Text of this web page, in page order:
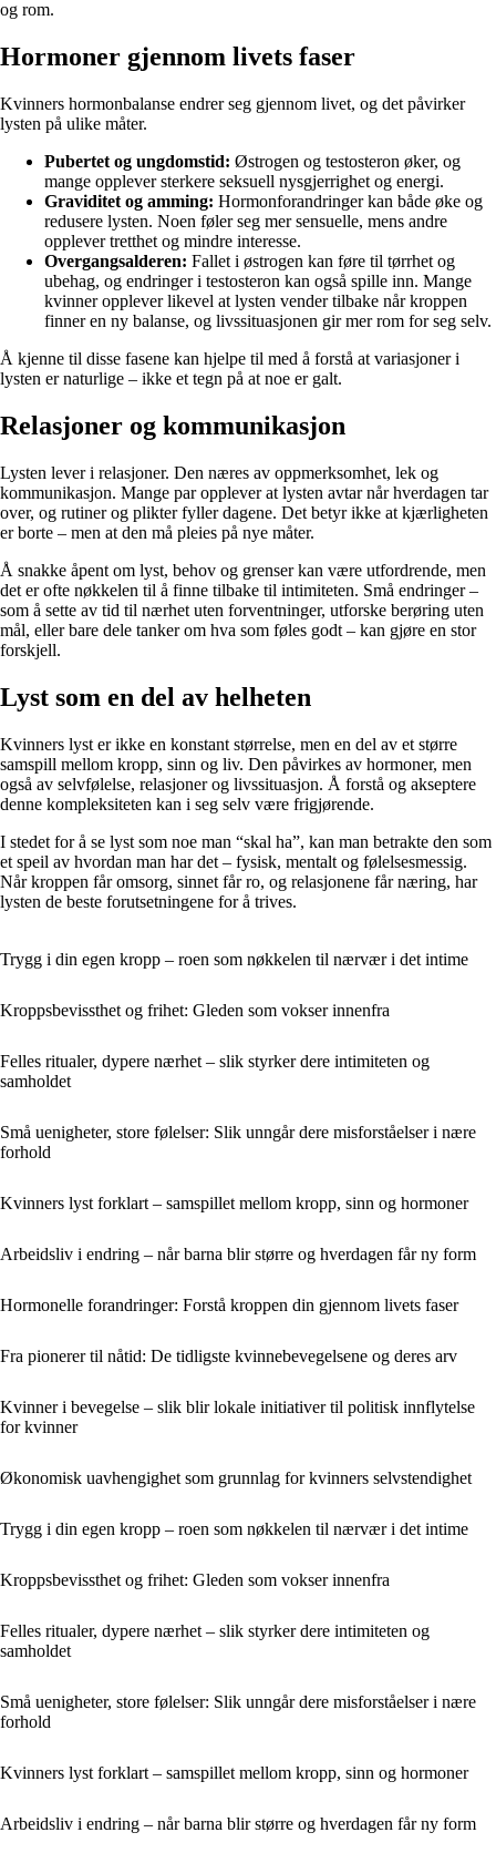
og rom.
Hormoner gjennom livets faser
Kvinners hormonbalanse endrer seg gjennom livet, og det påvirker
lysten på ulike måter.
Pubertet og ungdomstid: Østrogen og testosteron øker, og
mange opplever sterkere seksuell nysgjerrighet og energi.
Graviditet og amming: Hormonforandringer kan både øke og
redusere lysten. Noen føler seg mer sensuelle, mens andre
opplever tretthet og mindre interesse.
Overgangsalderen: Fallet i østrogen kan føre til tørrhet og
ubehag, og endringer i testosteron kan også spille inn. Mange
kvinner opplever likevel at lysten vender tilbake når kroppen
finner en ny balanse, og livssituasjonen gir mer rom for seg selv.
Å kjenne til disse fasene kan hjelpe til med å forstå at variasjoner i
lysten er naturlige – ikke et tegn på at noe er galt.
Relasjoner og kommunikasjon
Lysten lever i relasjoner. Den næres av oppmerksomhet, lek og
kommunikasjon. Mange par opplever at lysten avtar når hverdagen tar
over, og rutiner og plikter fyller dagene. Det betyr ikke at kjærligheten
er borte – men at den må pleies på nye måter.
Å snakke åpent om lyst, behov og grenser kan være utfordrende, men
det er ofte nøkkelen til å finne tilbake til intimiteten. Små endringer –
som å sette av tid til nærhet uten forventninger, utforske berøring uten
mål, eller bare dele tanker om hva som føles godt – kan gjøre en stor
forskjell.
Lyst som en del av helheten
Kvinners lyst er ikke en konstant størrelse, men en del av et større
samspill mellom kropp, sinn og liv. Den påvirkes av hormoner, men
også av selvfølelse, relasjoner og livssituasjon. Å forstå og akseptere
denne kompleksiteten kan i seg selv være frigjørende.
I stedet for å se lyst som noe man “skal ha”, kan man betrakte den som
et speil av hvordan man har det – fysisk, mentalt og følelsesmessig.
Når kroppen får omsorg, sinnet får ro, og relasjonene får næring, har
lysten de beste forutsetningene for å trives.
Trygg i din egen kropp – roen som nøkkelen til nærvær i det intime
Kroppsbevissthet og frihet: Gleden som vokser innenfra
Felles ritualer, dypere nærhet – slik styrker dere intimiteten og
samholdet
Små uenigheter, store følelser: Slik unngår dere misforståelser i nære
forhold
Kvinners lyst forklart – samspillet mellom kropp, sinn og hormoner
Arbeidsliv i endring – når barna blir større og hverdagen får ny form
Hormonelle forandringer: Forstå kroppen din gjennom livets faser
Fra pionerer til nåtid: De tidligste kvinnebevegelsene og deres arv
Kvinner i bevegelse – slik blir lokale initiativer til politisk innflytelse
for kvinner
Økonomisk uavhengighet som grunnlag for kvinners selvstendighet
Trygg i din egen kropp – roen som nøkkelen til nærvær i det intime
Kroppsbevissthet og frihet: Gleden som vokser innenfra
Felles ritualer, dypere nærhet – slik styrker dere intimiteten og
samholdet
Små uenigheter, store følelser: Slik unngår dere misforståelser i nære
forhold
Kvinners lyst forklart – samspillet mellom kropp, sinn og hormoner
Arbeidsliv i endring – når barna blir større og hverdagen får ny form